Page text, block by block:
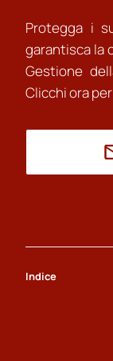
Protegga i
garantisca la
Gestione
Clicchi ora
Indice